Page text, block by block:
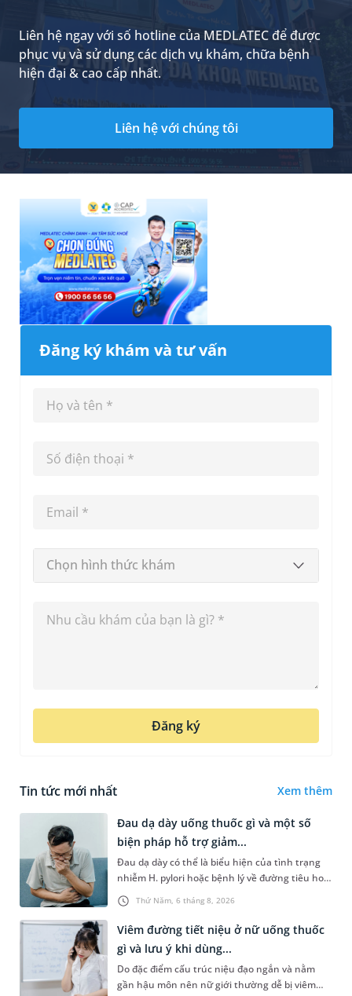
Liên hệ ngay với số hotline của MEDLATEC để được
phục vụ và sử dụng các dịch vụ khám, chữa bệnh
hiện đại & cao cấp nhất.
Liên hệ với chúng tôi
Đăng ký khám và tư vấn
Chọn hình thức khám
Đăng ký
Tin tức mới nhất Xem thêm
Thứ Năm, 6 tháng 8, 2026
Đau dạ dày uống thuốc gì và một số
biện pháp hỗ trợ giảm...
Đau dạ dày có thể là biểu hiện của tình trạng
nhiễm H. pylori hoặc bệnh lý về đường tiêu hoá
khác. Dựa theo nguyên nhân cụ thể, bác sĩ sẽ
cân nhắc chỉ định p...
Viêm đường tiết niệu ở nữ uống thuốc
gì và lưu ý khi dùng...
Do đặc điểm cấu trúc niệu đạo ngắn và nằm
gần hậu môn nên nữ giới thường dễ bị viêm